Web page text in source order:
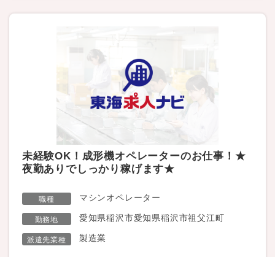
未経験OK！成形機オペレーターのお仕事！★
夜勤ありでしっかり稼げます★
職種 マシンオペレーター
勤務地 愛知県稲沢市愛知県稲沢市祖父江町
派遣先業種 製造業